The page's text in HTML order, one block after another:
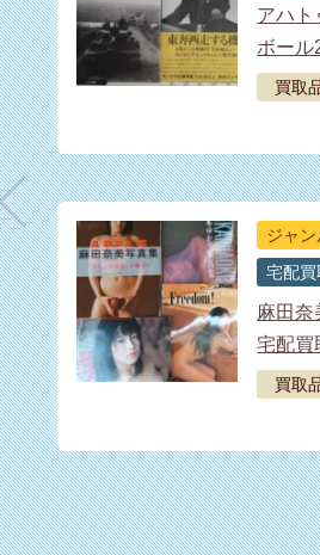
アハト
ボール
買取
ジャン
宅配買
麻田奈
宅配買
買取